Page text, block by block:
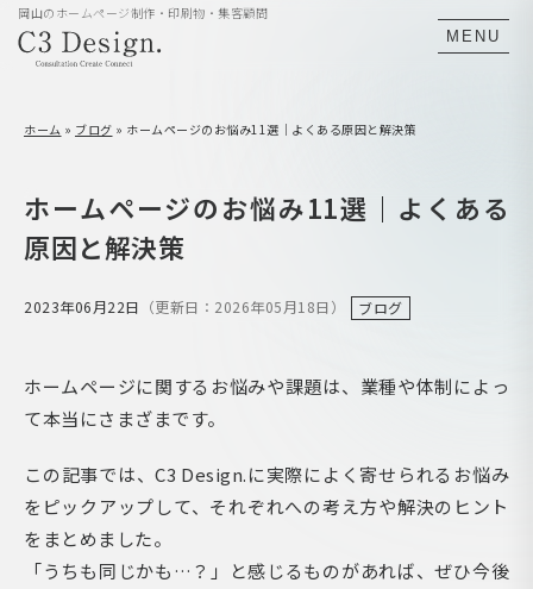
岡山のホームページ制作・印刷物・集客顧問
MENU
ホーム » ブログ » ホームページのお悩み11選｜よくある原因と解決策
ホームページのお悩み11選｜よくある
原因と解決策
2023年06月22日 （更新日：2026年05月18日） ブログ
ホームページに関するお悩みや課題は、業種や体制によっ
て本当にさまざまです。
この記事では、C3 Design.に実際によく寄せられるお悩み
をピックアップして、それぞれへの考え方や解決のヒント
をまとめました。
「うちも同じかも…？」と感じるものがあれば、ぜひ今後